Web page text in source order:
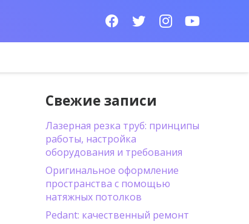
Свежие записи
Лазерная резка труб: принципы
работы, настройка
оборудования и требования
Оригинальное оформление
пространства с помощью
натяжных потолков
Pedant: качественный ремонт